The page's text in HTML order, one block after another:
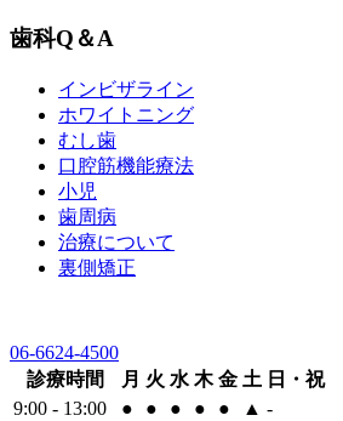
歯科Q＆A
インビザライン
ホワイトニング
むし歯
口腔筋機能療法
小児
歯周病
治療について
裏側矯正
06-6624-4500
診療時間
月 火 水 木 金 土 日・祝
9:00 - 13:00
● ● ● ● ● ▲ -